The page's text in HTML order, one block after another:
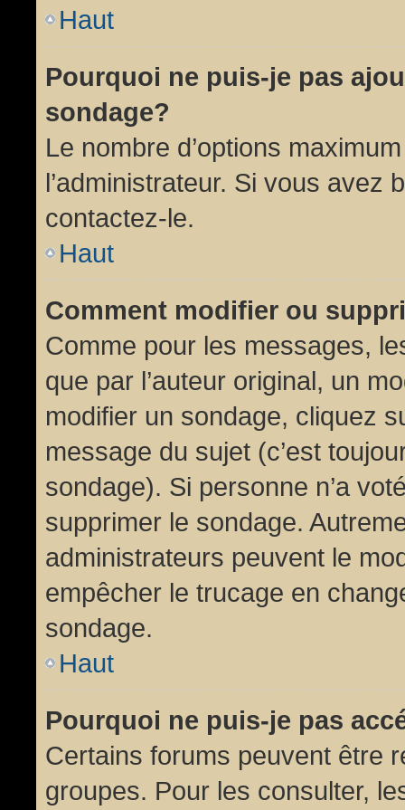
Haut
Pourquoi ne puis-je pas
sondage?
Le nombre d’options
l’administrateur. Si vous avez
contactez-le.
Haut
Comment modifier ou
Comme pour les messages,
que par l’auteur original, un
modifier un sondage, cliquez
message du sujet (c’est
sondage). Si personne n’a
supprimer le sondage.
administrateurs peuvent le
empêcher le trucage en
sondage.
Haut
Pourquoi ne puis-je pas
Certains forums peuvent être
groupes. Pour les consulter,